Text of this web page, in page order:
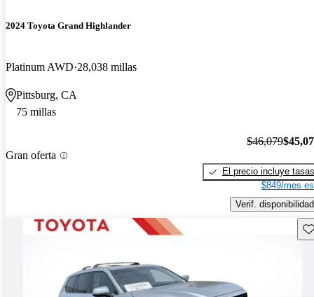
2024 Toyota Grand Highlander
Platinum AWD 28,038 millas
Pittsburg, CA
75 millas
Gran oferta
$46,079
El precio incluye tasas
$849/mes
Verif. disponibilidad